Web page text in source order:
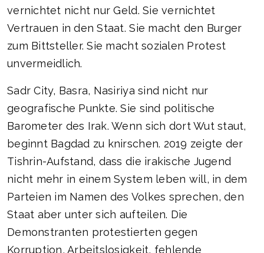
vernichtet nicht nur Geld. Sie vernichtet
Vertrauen in den Staat. Sie macht den Burger
zum Bittsteller. Sie macht sozialen Protest
unvermeidlich.
Sadr City, Basra, Nasiriya sind nicht nur
geografische Punkte. Sie sind politische
Barometer des Irak. Wenn sich dort Wut staut,
beginnt Bagdad zu knirschen. 2019 zeigte der
Tishrin-Aufstand, dass die irakische Jugend
nicht mehr in einem System leben will, in dem
Parteien im Namen des Volkes sprechen, den
Staat aber unter sich aufteilen. Die
Demonstranten protestierten gegen
Korruption, Arbeitslosigkeit, fehlende